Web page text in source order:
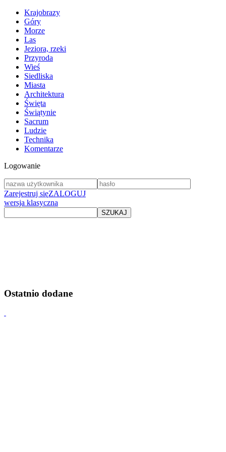
Krajobrazy
Góry
Morze
Las
Jeziora, rzeki
Przyroda
Wieś
Siedliska
Miasta
Architektura
Święta
Świątynie
Sacrum
Ludzie
Technika
Komentarze
Logowanie
Zarejestruj sięZALOGUJ
wersja klasyczna
Ostatnio dodane